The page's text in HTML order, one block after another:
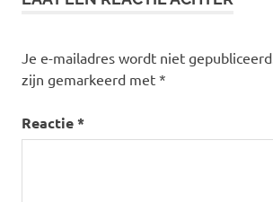
Je e-mailadres wordt niet gepubliceerd.
zijn gemarkeerd met *
Reactie*